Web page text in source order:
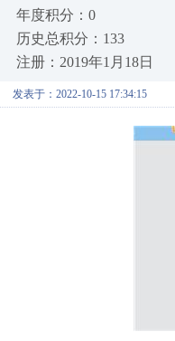
年度积分：0
历史总积分：133
注册：2019年1月18日
发表于：2022-10-15 17:34:15